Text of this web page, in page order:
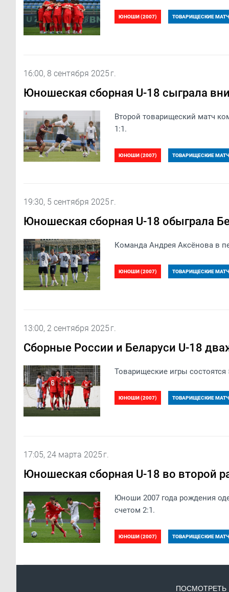
ЮНОШИ (2007) ТОВАРИЩЕСКИЕ
16:00, 8 сентября 2025 г.
Юношеская сборная U-18 сыграла
Второй товарищеский матч
1:1.
ЮНОШИ (2007) ТОВАРИЩЕСКИЕ
19:30, 5 сентября 2025 г.
Юношеская сборная U-18 обыграла
Команда Андрея Аксёнова в
ЮНОШИ (2007) ТОВАРИЩЕСКИЕ
13:00, 2 сентября 2025 г.
Сборные России и Беларуси U-18
Товарищеские игры
ЮНОШИ (2007) ТОВАРИЩЕСКИЕ
17:05, 24 марта 2025 г.
Юношеская сборная U-18 во второй
​Юноши 2007 года рождения
счетом 2:1.
ЮНОШИ (2007) ТОВАРИЩЕСКИЕ
ПОСМОТРЕТЬ